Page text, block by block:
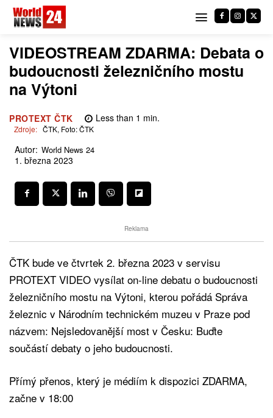
VIDEOSTREAM ZDARMA: Debata o
budoucnosti železničního mostu
na Výtoni
PROTEXT ČTK Less than 1 min.
Zdroje: ČTK, Foto: ČTK
Autor: World News 24
1. března 2023
Reklama
ČTK bude ve čtvrtek 2. března 2023 v servisu
PROTEXT VIDEO vysílat on-line debatu o budoucnosti
železničního mostu na Výtoni, kterou pořádá Správa
železnic v Národním technickém muzeu v Praze pod
názvem: Nejsledovanější most v Česku: Buďte
součástí debaty o jeho budoucnosti.
Přímý přenos, který je médiím k dispozici ZDARMA,
začne v 18:00